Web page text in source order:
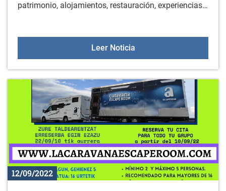
patrimonio, alojamientos, restauración, experiencias…
Leer NoticiaGorbeiako altxorrak: 24
12/09/2022